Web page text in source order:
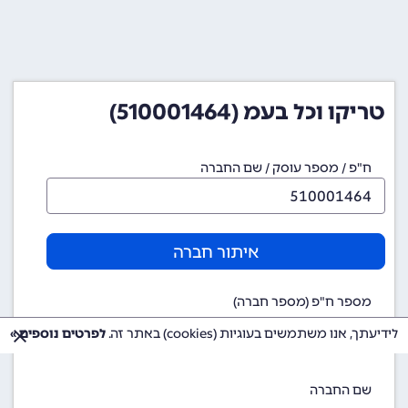
טריקו וכל בעמ (510001464)
ח"פ / מספר עוסק / שם החברה
איתור חברה
מספר ח"פ (מספר חברה)
510001464
שם החברה
לידיעתך, אנו משתמשים בעוגיות (cookies) באתר זה. לפרטים נוספים »